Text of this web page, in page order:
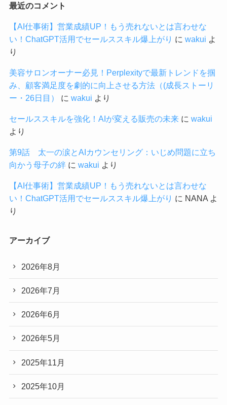
最近のコメント
【AI仕事術】営業成績UP！もう売れないとは言わせな
い！ChatGPT活用でセールススキル爆上がり に wakui よ
り
美容サロンオーナー必見！Perplexityで最新トレンドを掴
み、顧客満足度を劇的に向上させる方法（(成長ストーリ
ー・26日目）
に wakui より
セールススキルを強化！AIが変える販売の未来に wakui
より
第9話 太一の涙とAIカウンセリング：いじめ問題に立ち
向かう母子の絆に wakui より
【AI仕事術】営業成績UP！もう売れないとは言わせな
い！ChatGPT活用でセールススキル爆上がり に NANAよ
り
アーカイブ
2026年8月
2026年7月
2026年6月
2026年5月
2025年11月
2025年10月